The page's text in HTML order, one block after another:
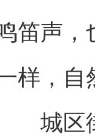
笛声
样，自
城区街